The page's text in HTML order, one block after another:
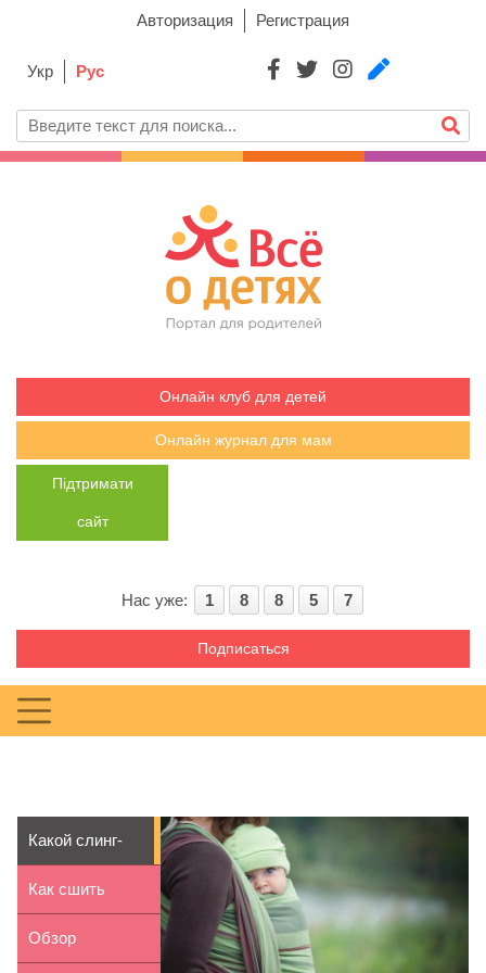
Авторизация Регистрация
Укр Рус
Онлайн клуб для детей
Онлайн журнал для мам
Підтримати
сайт
Нас уже: 1 8 8 5 7
Подписаться
Какой слинг-
шарф выбрать:
трико...
Как сшить
пляжное пончо
Обзор